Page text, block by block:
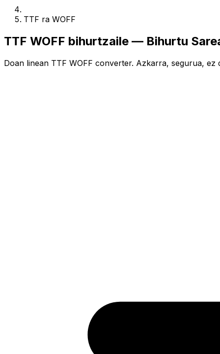
TTF ra WOFF
TTF WOFF bihurtzaile — Bihurtu
Doan linean TTF WOFF converter. Azkarra, segurua, ez